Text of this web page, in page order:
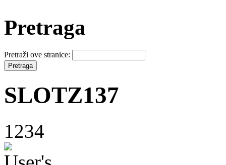
Pretraga
Pretraži ove stranice:
SLOTZ137
1234